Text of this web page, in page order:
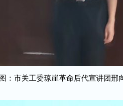
图：市关工委琼崖革命后代宣讲团